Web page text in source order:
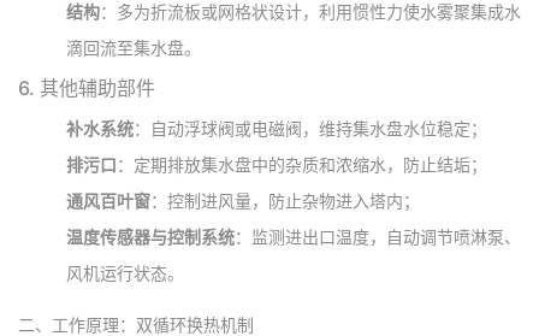
结构：多为折流板或网格状设计，利用惯性力使水雾聚集成水
滴回流至集水盘。
6. 其他辅助部件
补水系统：自动浮球阀或电磁阀，维持集水盘水位稳定；
排污口：定期排放集水盘中的杂质和浓缩水，防止结垢；
通风百叶窗：控制进风量，防止杂物进入塔内；
温度传感器与控制系统：监测进出口温度，自动调节喷淋泵、
风机运行状态。
二、工作原理：双循环换热机制